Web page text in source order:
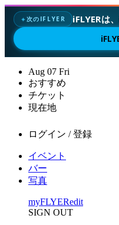
✦次のIFLYER iFLYERは、
Aug 07 Fri
おすすめ
チケット
現在地
ログイン / 登録
イベント
バー
写真
myFLYERedit
SIGN OUT